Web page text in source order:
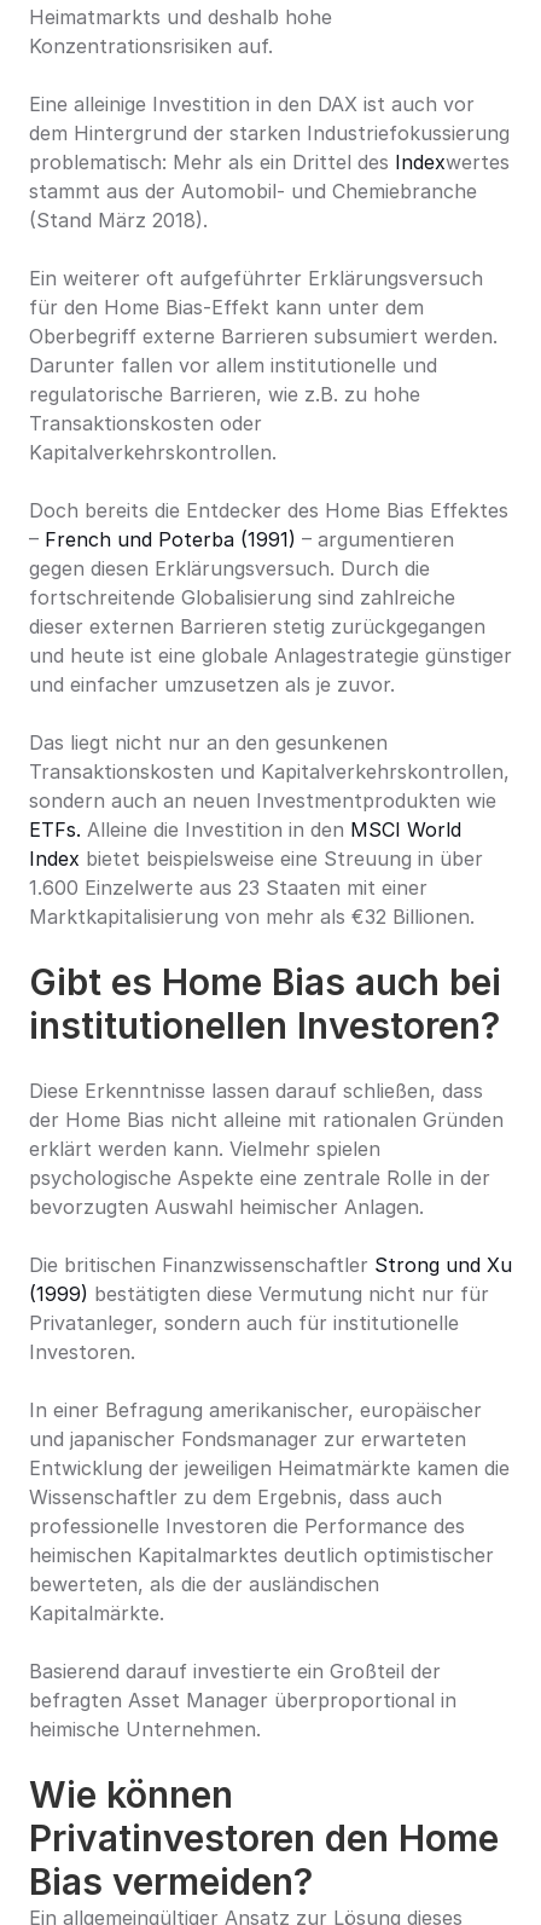
Heimatmarkts und deshalb hohe
Konzentrationsrisiken auf.
Eine alleinige Investition in den DAX ist auch vor
dem Hintergrund der starken Industriefokussierung
problematisch: Mehr als ein Drittel des Indexwertes
stammt aus der Automobil- und Chemiebranche
(Stand März 2018).
Ein weiterer oft aufgeführter Erklärungsversuch
für den Home Bias-Effekt kann unter dem
Oberbegriff externe Barrieren subsumiert werden.
Darunter fallen vor allem institutionelle und
regulatorische Barrieren, wie z.B. zu hohe
Transaktionskosten oder
Kapitalverkehrskontrollen.
Doch bereits die Entdecker des Home Bias Effektes
– French und Poterba (1991) – argumentieren
gegen diesen Erklärungsversuch. Durch die
fortschreitende Globalisierung sind zahlreiche
dieser externen Barrieren stetig zurückgegangen
und heute ist eine globale Anlagestrategie günstiger
und einfacher umzusetzen als je zuvor.
Das liegt nicht nur an den gesunkenen
Transaktionskosten und Kapitalverkehrskontrollen,
ETFs. Alleine die Investition in den MSCI World
Index bietet beispielsweise eine Streuung in über
1.600 Einzelwerte aus 23 Staaten mit einer
Marktkapitalisierung von mehr als €32 Billionen.
Gibt es Home Bias auch bei
institutionellen Investoren?
Diese Erkenntnisse lassen darauf schließen, dass
der Home Bias nicht alleine mit rationalen Gründen
erklärt werden kann. Vielmehr spielen
psychologische Aspekte eine zentrale Rolle in der
bevorzugten Auswahl heimischer Anlagen.
Die britischen Finanzwissenschaftler Strong und Xu
(1999) bestätigten diese Vermutung nicht nur für
Privatanleger, sondern auch für institutionelle
Investoren.
In einer Befragung amerikanischer, europäischer
und japanischer Fondsmanager zur erwarteten
Entwicklung der jeweiligen Heimatmärkte kamen die
Wissenschaftler zu dem Ergebnis, dass auch
professionelle Investoren die Performance des
heimischen Kapitalmarktes deutlich optimistischer
bewerteten, als die der ausländischen
Kapitalmärkte.
Basierend darauf investierte ein Großteil der
befragten Asset Manager überproportional in
heimische Unternehmen.
Wie können
Privatinvestoren den Home
Bias vermeiden?
Ein allgemeingültiger Ansatz zur Lösung dieses